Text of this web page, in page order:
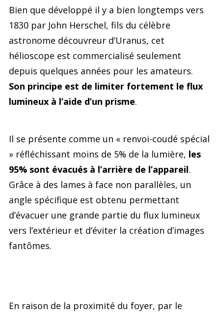
Bien que développé il y a bien longtemps vers
1830 par John Herschel, fils du célèbre
astronome découvreur d’Uranus, cet
hélioscope est commercialisé seulement
depuis quelques années pour les amateurs.
Son principe est de limiter fortement le flux
lumineux à l’aide d’un prisme.
Il se présente comme un « renvoi-coudé spécial
» réfléchissant moins de 5% de la lumière, les
95% sont évacués à l’arrière de l’appareil.
Grâce à des lames à face non parallèles, un
angle spécifique est obtenu permettant
d’évacuer une grande partie du flux lumineux
vers l’extérieur et d’éviter la création d’images
fantômes.
En raison de la proximité du foyer, par le